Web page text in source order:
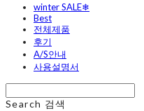
winter SALE❄
Best
전체제품
후기
A/S안내
사용설명서
Search 검색